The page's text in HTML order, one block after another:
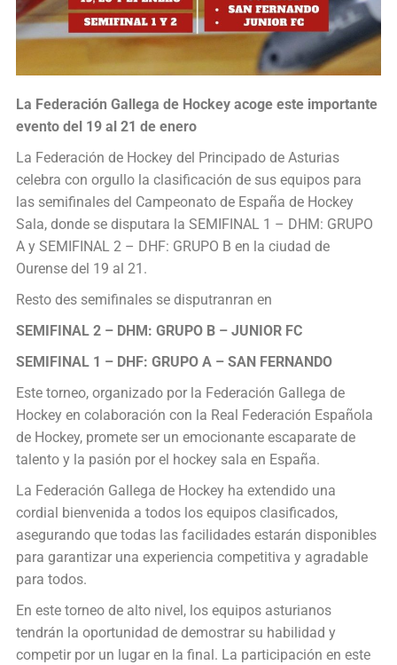
La Federación Gallega de Hockey acoge este importante
evento del 19 al 21 de enero
La Federación de Hockey del Principado de Asturias
celebra con orgullo la clasificación de sus equipos para
las semifinales del Campeonato de España de Hockey
Sala, donde se disputara la SEMIFINAL 1 – DHM: GRUPO
A y SEMIFINAL 2 – DHF: GRUPO B en la ciudad de
Ourense del 19 al 21.
Resto des semifinales se disputranran en
SEMIFINAL 2 – DHM: GRUPO B – JUNIOR FC
SEMIFINAL 1 – DHF: GRUPO A – SAN FERNANDO
Este torneo, organizado por la Federación Gallega de
Hockey en colaboración con la Real Federación Española
de Hockey, promete ser un emocionante escaparate de
talento y la pasión por el hockey sala en España.
La Federación Gallega de Hockey ha extendido una
cordial bienvenida a todos los equipos clasificados,
asegurando que todas las facilidades estarán disponibles
para garantizar una experiencia competitiva y agradable
para todos.
En este torneo de alto nivel, los equipos asturianos
tendrán la oportunidad de demostrar su habilidad y
competir por un lugar en la final. La participación en este